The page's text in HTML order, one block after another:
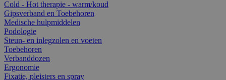
Cold - Hot therapie - warm/koud
Gipsverband en Toebehoren
Medische hulpmiddelen
Podologie
Steun- en inlegzolen en voeten
Toebehoren
Verbanddozen
Ergonomie
Fixatie, pleisters en spray